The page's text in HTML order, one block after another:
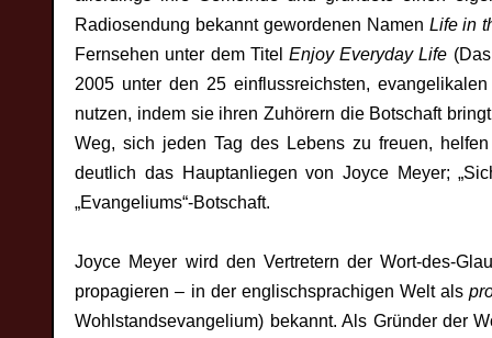
Radiosendung bekannt gewordenen Namen Life in
Fernsehen unter dem TitelEnjoy Everyday Life
2005 unter den 25 einflussreichsten,
nutzen, indem sie ihren Zuhörern die Botschaft
Weg, sich jeden Tag des Lebens zu freuen, helfen
deutlich das Hauptanliegen von Joyce Meyer;
„Evangeliums“-Botschaft.
Joyce Meyer wird den Vertretern der Wort-des-
propagieren – in der englischsprachigen Welt als
Wohlstandsevangelium) bekannt. Als Gründer der